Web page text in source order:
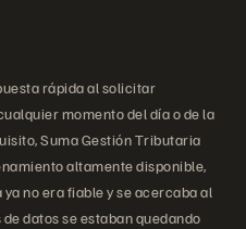
rápida al solicitar
momento del día o de la
Suma Gestión Tributaria
altamente disponible,
no era fiable y se acercaba al
datos se estaban quedando